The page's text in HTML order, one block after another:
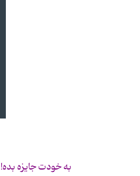
به خودت جایزه بده!